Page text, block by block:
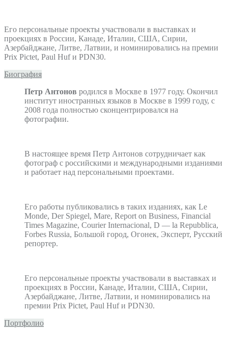
Его персональные проекты участвовали в выставках и
проекциях в России, Канаде, Италии, США, Сирии,
Азербайджане, Литве, Латвии, и номинировались на премии
Prix Pictet, Paul Huf и PDN30.
Биография
Петр Антонов родился в Москве в 1977 году. Окончил
институт иностранных языков в Москве в 1999 году, с
2008 года полностью сконцентрировался на
фотографии.
В настоящее время Петр Антонов сотрудничает как
фотограф с российскими и международными изданиями
и работает над персональными проектами.
Его работы публиковались в таких изданиях, как Le
Monde, Der Spiegel, Mare, Report on Business, Financial
Times Magazine, Courier Internacional, D — la Repubblica,
Forbes Russia, Большой город, Огонек, Эксперт, Русский
репортер.
Его персональные проекты участвовали в выставках и
проекциях в России, Канаде, Италии, США, Сирии,
Азербайджане, Литве, Латвии, и номинировались на
премии Prix Pictet, Paul Huf и PDN30.
Портфолио